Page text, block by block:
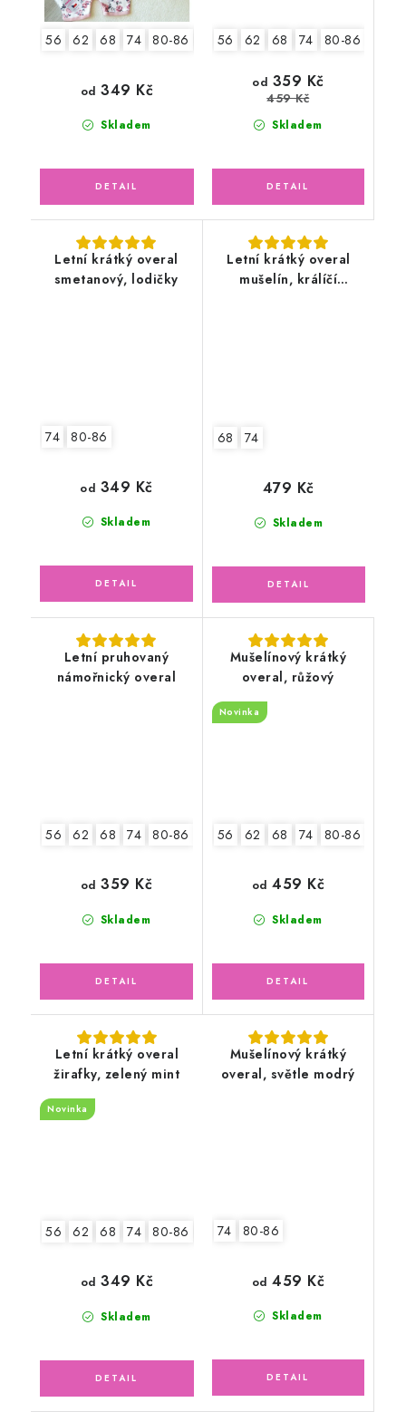
56 62 68 74 80-86 92-98
Skladem
od 349 Kč
56 62 68 74 80-86
Skladem
od 359 Kč
459 Kč
Letní krátký overal
smetanový, lodičky
74 80-86
Skladem
od 349 Kč
Letní krátký overal
mušelín, králíčí
68 74
Skladem
479 Kč
Letní pruhovaný
námořnický overal
56 62 68 74 80-86 92-98
Skladem
od 359 Kč
Mušelínový krátký
overal, růžový
Novinka
56 62 68 74 80-86
Skladem
od 459 Kč
Letní krátký overal
žirafky, zelený mint
Novinka
56 62 68 74 80-86 92-98
Skladem
od 349 Kč
Mušelínový krátký
overal, světle modrý
74 80-86
Skladem
od 459 Kč